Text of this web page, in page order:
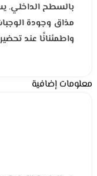
بالسطح الداخلي.
مذاق وجودة
واطمئنانًا عند
معلومات إضافية